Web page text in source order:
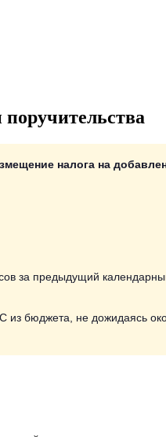
налога на
за предыдущий
из бюджета, не дожидаясь